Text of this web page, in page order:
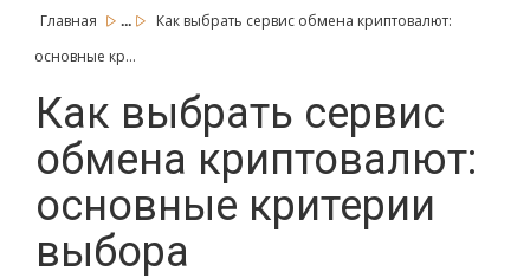
Главная ...
Как выбрать сервис обмена криптовалют:
основные кр...
Как выбрать сервис
обмена криптовалют:
основные критерии
выбора